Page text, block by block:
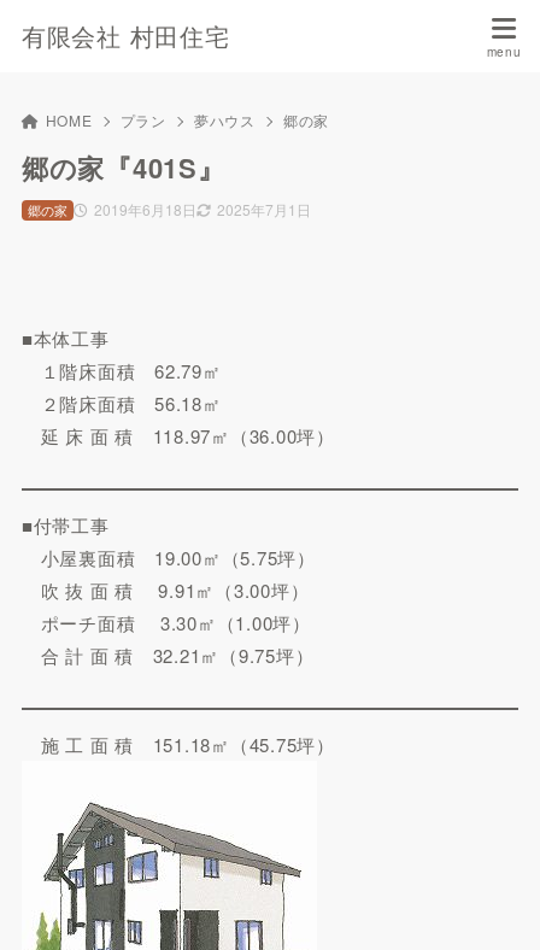
有限会社 村田住宅
HOME プラン 夢ハウス 郷の家
郷の家『401S』
2019年6月18日 2025年7月1日
郷の家
■本体工事
１階床面積 62.79㎡
２階床面積 56.18㎡
延 床 面 積 118.97㎡（36.00坪）
■付帯工事
小屋裏面積 19.00㎡（5.75坪）
吹 抜 面 積 9.91㎡（3.00坪）
ポーチ面積 3.30㎡（1.00坪）
合 計 面 積 32.21㎡（9.75坪）
施 工 面 積 151.18㎡（45.75坪）